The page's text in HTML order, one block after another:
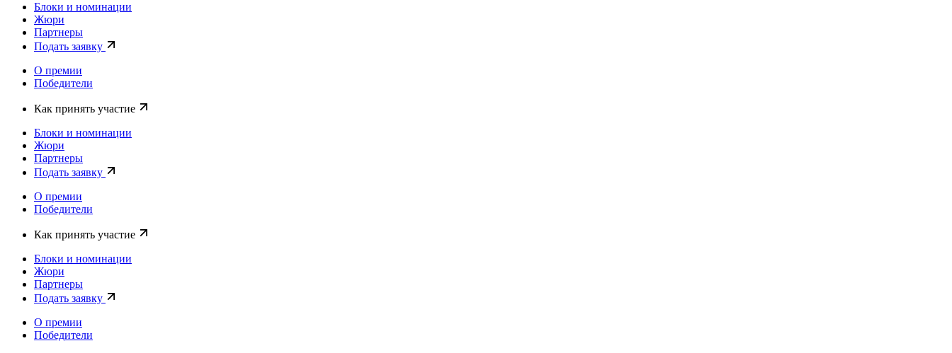
Блоки и номинации
Жюри
Партнеры
Подать заявку
О премии
Победители
Как принять участие
Блоки и номинации
Жюри
Партнеры
Подать заявку
О премии
Победители
Как принять участие
Блоки и номинации
Жюри
Партнеры
Подать заявку
О премии
Победители